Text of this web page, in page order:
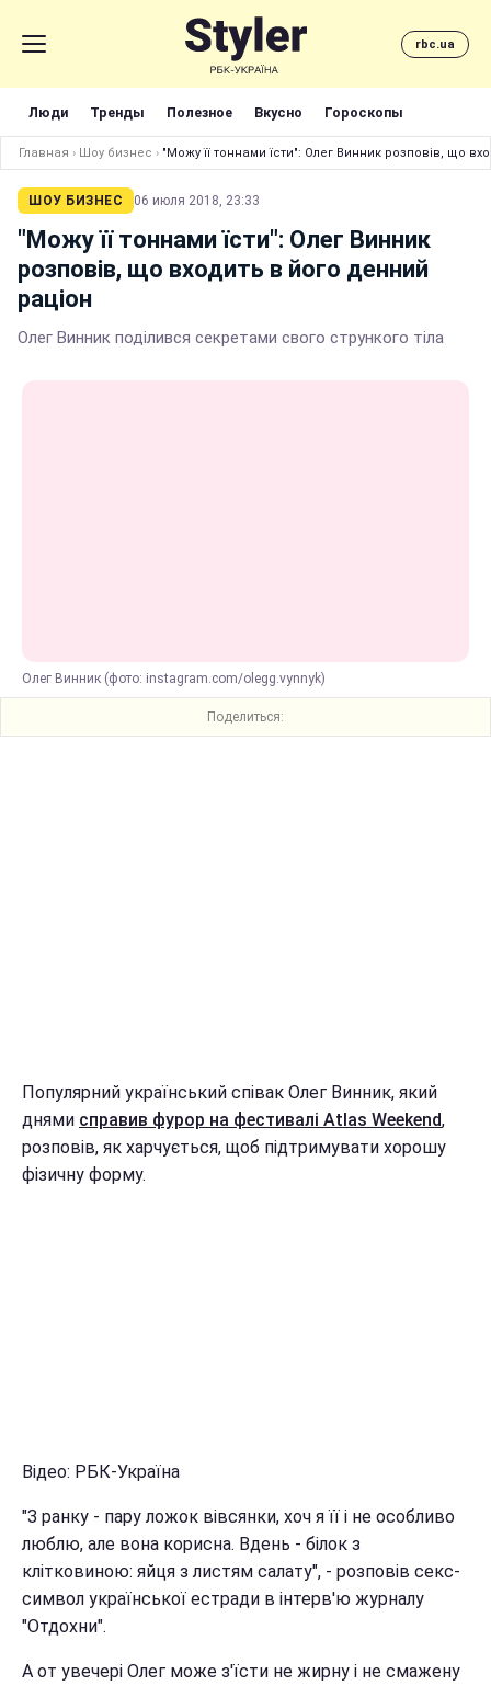
rbc.ua
Люди Тренды Полезное Вкусно Гороскопы
Главная › Шоу бизнес › "Можу її тоннами їсти": Олег Винник розповів, що
ШОУ БИЗНЕС 06 июля 2018, 23:33
"Можу її тоннами їсти": Олег Винник
розповів, що входить в його денний
раціон
Олег Винник поділився секретами свого стрункого тіла
Олег Винник (фото: instagram.com/olegg.vynnyk)
Поделиться:
Популярний український співак Олег Винник, який
днями справив фурор на фестивалі Atlas Weekend,
розповів, як харчується, щоб підтримувати хорошу
фізичну форму.
Відео: РБК-Україна
"З ранку - пару ложок вівсянки, хоч я її і не особливо
люблю, але вона корисна. Вдень - білок з
клітковиною: яйця з листям салату", - розповів секс-
символ української естради в інтерв'ю журналу
"Отдохни".
А от увечері Олег може з'їсти не жирну і не смажену